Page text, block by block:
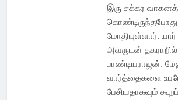
இரு சக்கர
கொண்டிருந்தபோது
மோதியுள்ளார்.
அவருடன் தகராறில்
பாண்டியராஜன்.
வார்த்தைகளை
பேசியதாகவும்